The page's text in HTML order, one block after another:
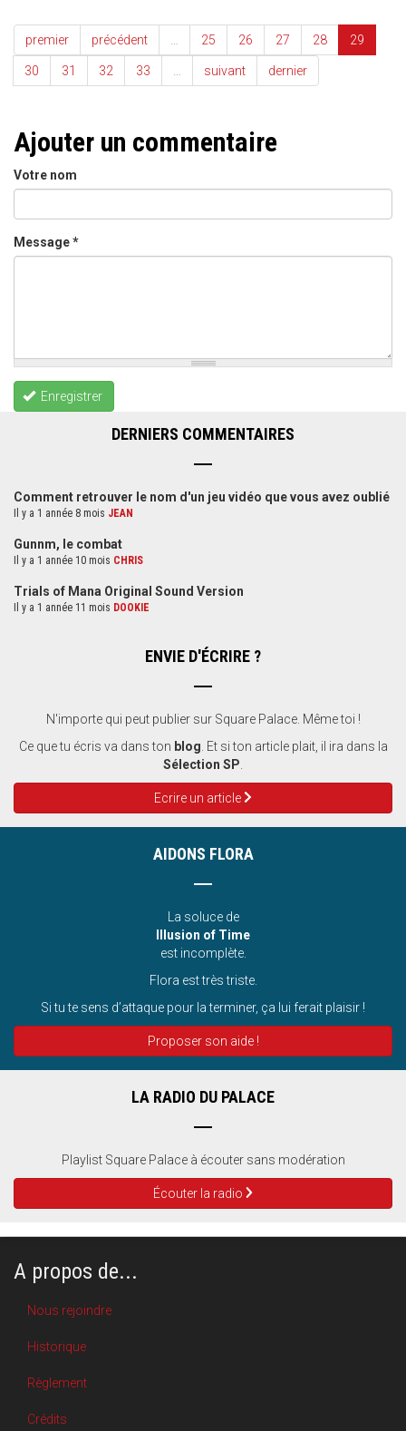
premier précédent 25 26 27 28 29
30 31 32 33 suivant dernier
Ajouter un commentaire
Votre nom
Message*
Enregistrer
DERNIERS COMMENTAIRES
Comment retrouver le nom d'un jeu vidéo que vous avez oublié
Il y a 1 année 8 mois JEAN
Gunnm, le combat
Il y a 1 année 10 mois CHRIS
Trials of Mana Original Sound Version
Il y a 1 année 11 mois DOOKIE
ENVIE D'ÉCRIRE ?
N'importe qui peut publier sur Square Palace. Même toi !
Ce que tu écris va dans ton blog . Et si ton article plait, il ira dans la
Sélection SP
Ecrire un article
AIDONS FLORA
La soluce de
Illusion of Time
est incomplète.
Flora est très triste.
Si tu te sens d’attaque pour la terminer, ça lui ferait plaisir !
Proposer son aide !
LA RADIO DU PALACE
Playlist Square Palace à écouter sans modération
Écouter la radio
A propos de...
Nous rejoindre
Historique
Règlement
Crédits